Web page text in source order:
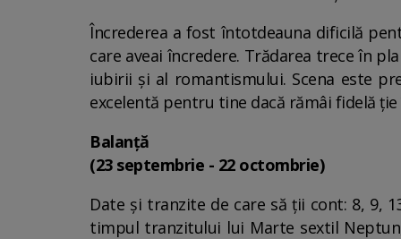
Încrederea a fost întotdeauna dificilă
care aveai încredere. Trădarea trece în
iubirii și al romantismului. Scena este
excelentă pentru tine dacă rămâi fidelă
Balanță
(23 septembrie - 22 octombrie)
Date și tranzite de care să ții cont: 8, 9,
timpul tranzitului lui Marte sextil